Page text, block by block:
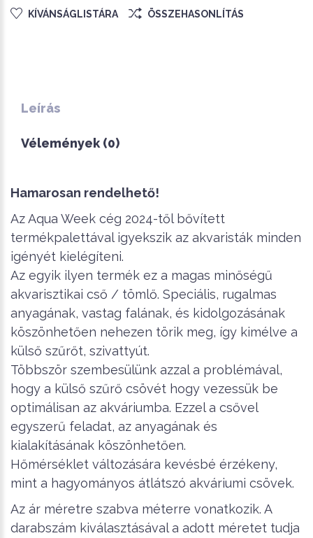
KÍVÁNSÁGLISTÁRA ÖSSZEHASONLÍTÁS
Leírás
Vélemények (0)
Hamarosan rendelhető!
Az Aqua Week cég 2024-től bővített
termékpalettával igyekszik az akvaristák minden
igényét kielégíteni.
Az egyik ilyen termék ez a magas minőségű
akvarisztikai cső / tömlő. Speciális, rugalmas
anyagának, vastag falának, és kidolgozásának
köszönhetően nehezen törik meg, így kimélve a
külső szűrőt, szivattyút.
Többször szembesülünk azzal a problémával,
hogy a külső szűrő csövét hogy vezessük be
optimálisan az akváriumba. Ezzel a csővel
egyszerű feladat, az anyagának és
kialakításának köszönhetően.
Hőmérséklet változására kevésbé érzékeny,
mint a hagyományos átlátszó akváriumi csövek.
Az ár méretre szabva méterre vonatkozik. A
darabszám kiválasztásával a adott méretet tudja